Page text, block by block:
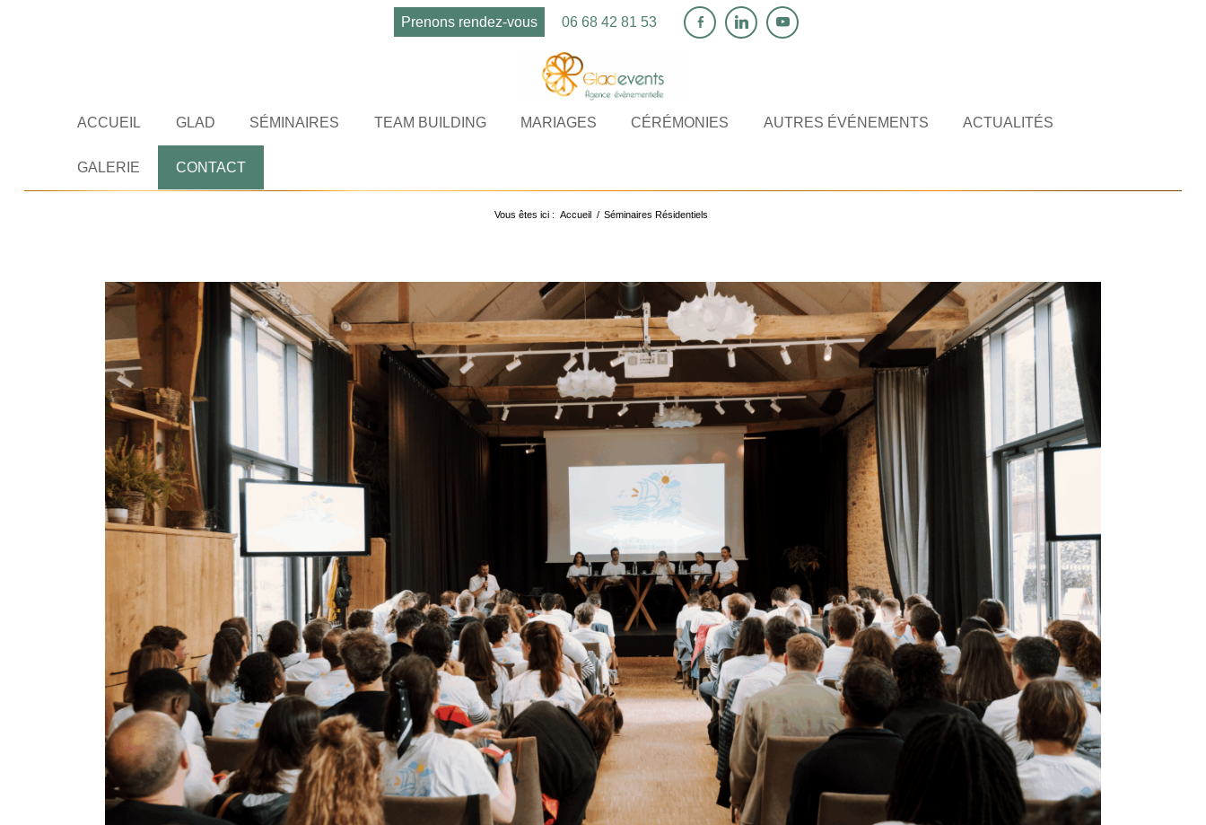
Prenons rendez-vous 06 68 42 81 53
ACCUEIL GLAD SÉMINAIRES TEAM BUILDING MARIAGES CÉRÉMONIES AUTRES ÉVÉNEMENTS ACTUALITÉS
GALERIE CONTACT
Blog - A la une
Vous êtes ici : Accueil / Séminaires Résidentiels